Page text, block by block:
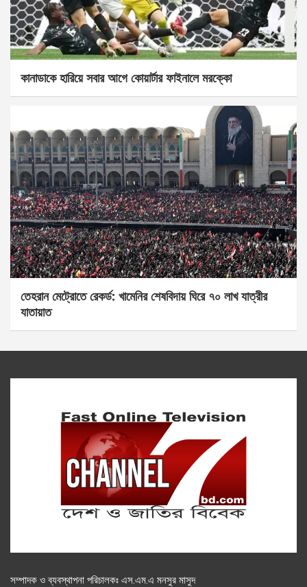
কানাডাকে হারিয়ে সবার আগে কোয়ার্টার ফাইনালে মরক্কো
তেহরান মেট্রোতে রেকর্ড: খামেনির শেষবিদায় ঘিরে ৭০ লাখ যাত্রীর
যাতায়াত
সম্পাদক ও ব্যবস্থাপনা পরিচালকঃ এস.এম.এ মনসুর মাসুদ